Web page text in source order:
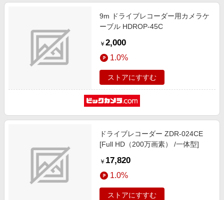
9m ドライブレコーダー用カメラケ
ーブル HDROP-45C
￥ 2,000
1.0%
ストアにすすむ
ドライブレコーダー ZDR-024CE
[Full HD（200万画素） /一体型]
￥ 17,820
1.0%
ストアにすすむ